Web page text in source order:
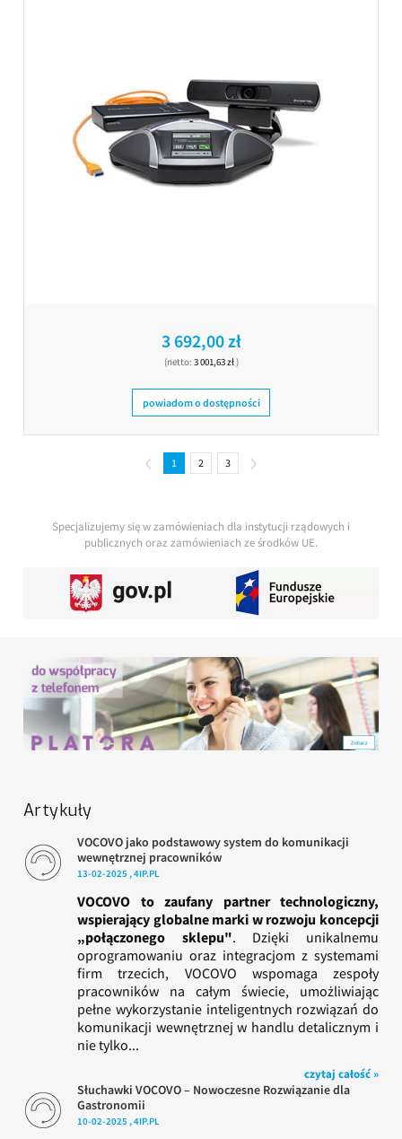
3 692,00 zł
(netto: 3 001,63 zł)
powiadom o dostępności
1 2 3
Specjalizujemy się w zamówieniach dla instytucji rządowych i
publicznych oraz zamówieniach ze środków UE.
Artykuły
VOCOVO jako podstawowy system do komunikacji
wewnętrznej pracowników
13-02-2025 , 4IP.PL
VOCOVO to zaufany partner technologiczny,
wspierający globalne marki w rozwoju koncepcji
„połączonego sklepu". Dzięki unikalnemu
oprogramowaniu oraz integracjom z systemami
firm trzecich, VOCOVO wspomaga zespoły
pracowników na całym świecie, umożliwiając
pełne wykorzystanie inteligentnych rozwiązań do
komunikacji wewnętrznej w handlu detalicznym i
nie tylko...
czytaj całość »
Słuchawki VOCOVO – Nowoczesne Rozwiązanie dla
Gastronomii
10-02-2025 , 4IP.PL